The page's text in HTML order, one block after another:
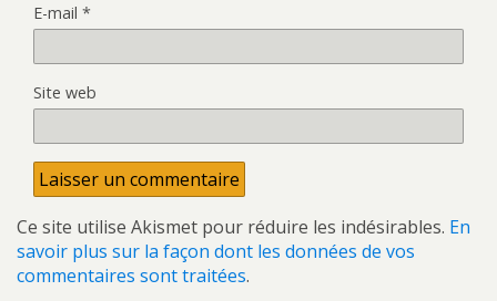
E-mail *
Site web
Ce site utilise Akismet pour réduire les indésirables. En
savoir plus sur la façon dont les données de vos
commentaires sont traitées.